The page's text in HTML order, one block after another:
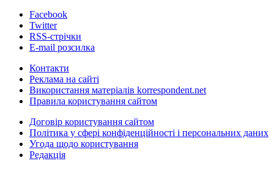
Facebook
Twitter
RSS-стрічки
E-mail розсилка
Контакти
Реклама на сайті
Використання матеріалів korrespondent.net
Правила користування сайтом
Договір користування сайтом
Політика у сфері конфіденційності і персональних даних
Угода щодо користування
Редакція